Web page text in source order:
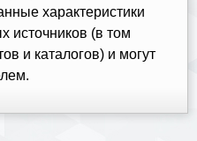
характеристики
источников (в том
и каталогов) и могут